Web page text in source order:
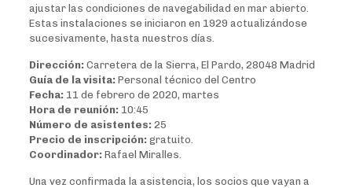
ajustar las condiciones de navegabilidad en mar abierto.
Estas instalaciones se iniciaron en 1929 actualizándose
sucesivamente, hasta nuestros días.
Dirección:Carretera de la Sierra, El Pardo, 28048 Madrid
Guía de la visita:Personal técnico del Centro
Fecha:11 de febrero de 2020, martes
Hora de reunión:10:45
Número de asistentes:25
Precio de inscripción:gratuito.
Coordinador:Rafael Miralles.
Una vez confirmada la asistencia, los socios que vayan a